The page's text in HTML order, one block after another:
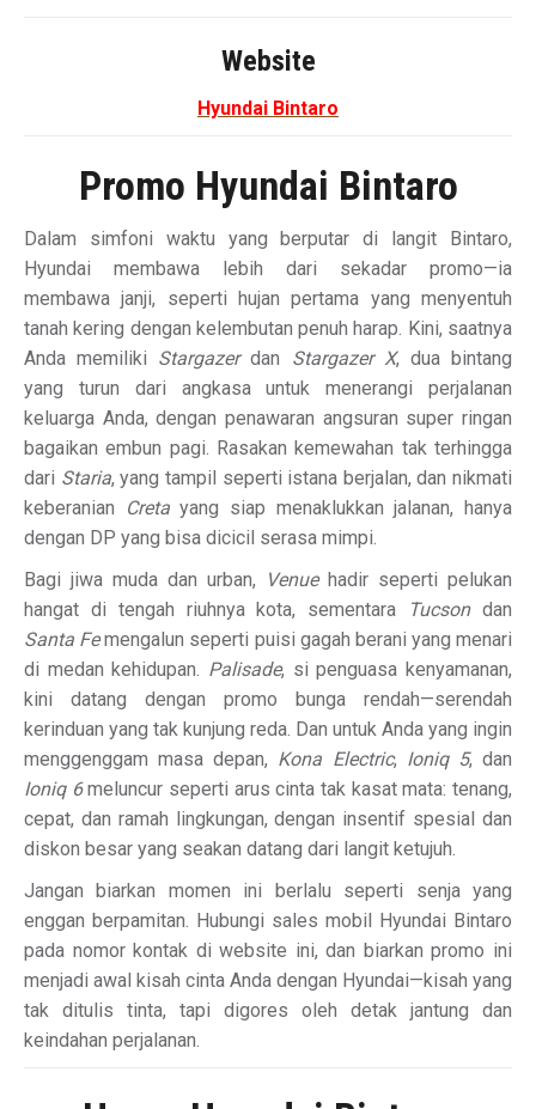
Website
Hyundai Bintaro
Promo Hyundai Bintaro
Dalam simfoni waktu yang berputar di langit Bintaro,
Hyundai membawa lebih dari sekadar promo—ia
membawa janji, seperti hujan pertama yang menyentuh
tanah kering dengan kelembutan penuh harap. Kini, saatnya
Anda memiliki Stargazerdan Stargazer X, dua bintang
yang turun dari angkasa untuk menerangi perjalanan
keluarga Anda, dengan penawaran angsuran super ringan
bagaikan embun pagi. Rasakan kemewahan tak terhingga
dari Staria, yang tampil seperti istana berjalan, dan nikmati
keberanian
Cretayang siap menaklukkan jalanan, hanya
dengan DP yang bisa dicicil serasa mimpi.
Bagi jiwa muda dan urban,
Venuehadir seperti pelukan
hangat di tengah riuhnya kota, sementara
Tucsondan
Santa Femengalun seperti puisi gagah berani yang menari
di medan kehidupan. Palisade, si penguasa kenyamanan,
kini datang dengan promo bunga rendah—serendah
kerinduan yang tak kunjung reda. Dan untuk Anda yang ingin
menggenggam masa depan, Kona Electric, Ioniq 5, dan
Ioniq 6meluncur seperti arus cinta tak kasat mata: tenang,
cepat, dan ramah lingkungan, dengan insentif spesial dan
diskon besar yang seakan datang dari langit ketujuh.
Jangan biarkan momen ini berlalu seperti senja yang
enggan berpamitan. Hubungi sales mobil Hyundai Bintaro
pada nomor kontak di website ini, dan biarkan promo ini
menjadi awal kisah cinta Anda dengan Hyundai—kisah yang
tak ditulis tinta, tapi digores oleh detak jantung dan
keindahan perjalanan.